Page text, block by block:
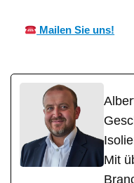
Mailen Sie uns!
Mit